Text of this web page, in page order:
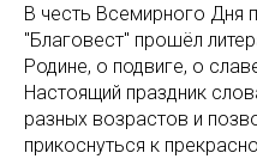
В честь Всемирного
"Благовест" прошёл
Родине, о подвиге, о
Настоящий праздник
разных возрастов и
прикоснуться к